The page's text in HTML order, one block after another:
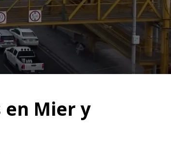
en Mier y